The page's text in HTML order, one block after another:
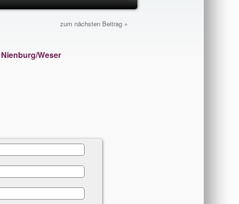
zum nächsten Beitrag
Weser